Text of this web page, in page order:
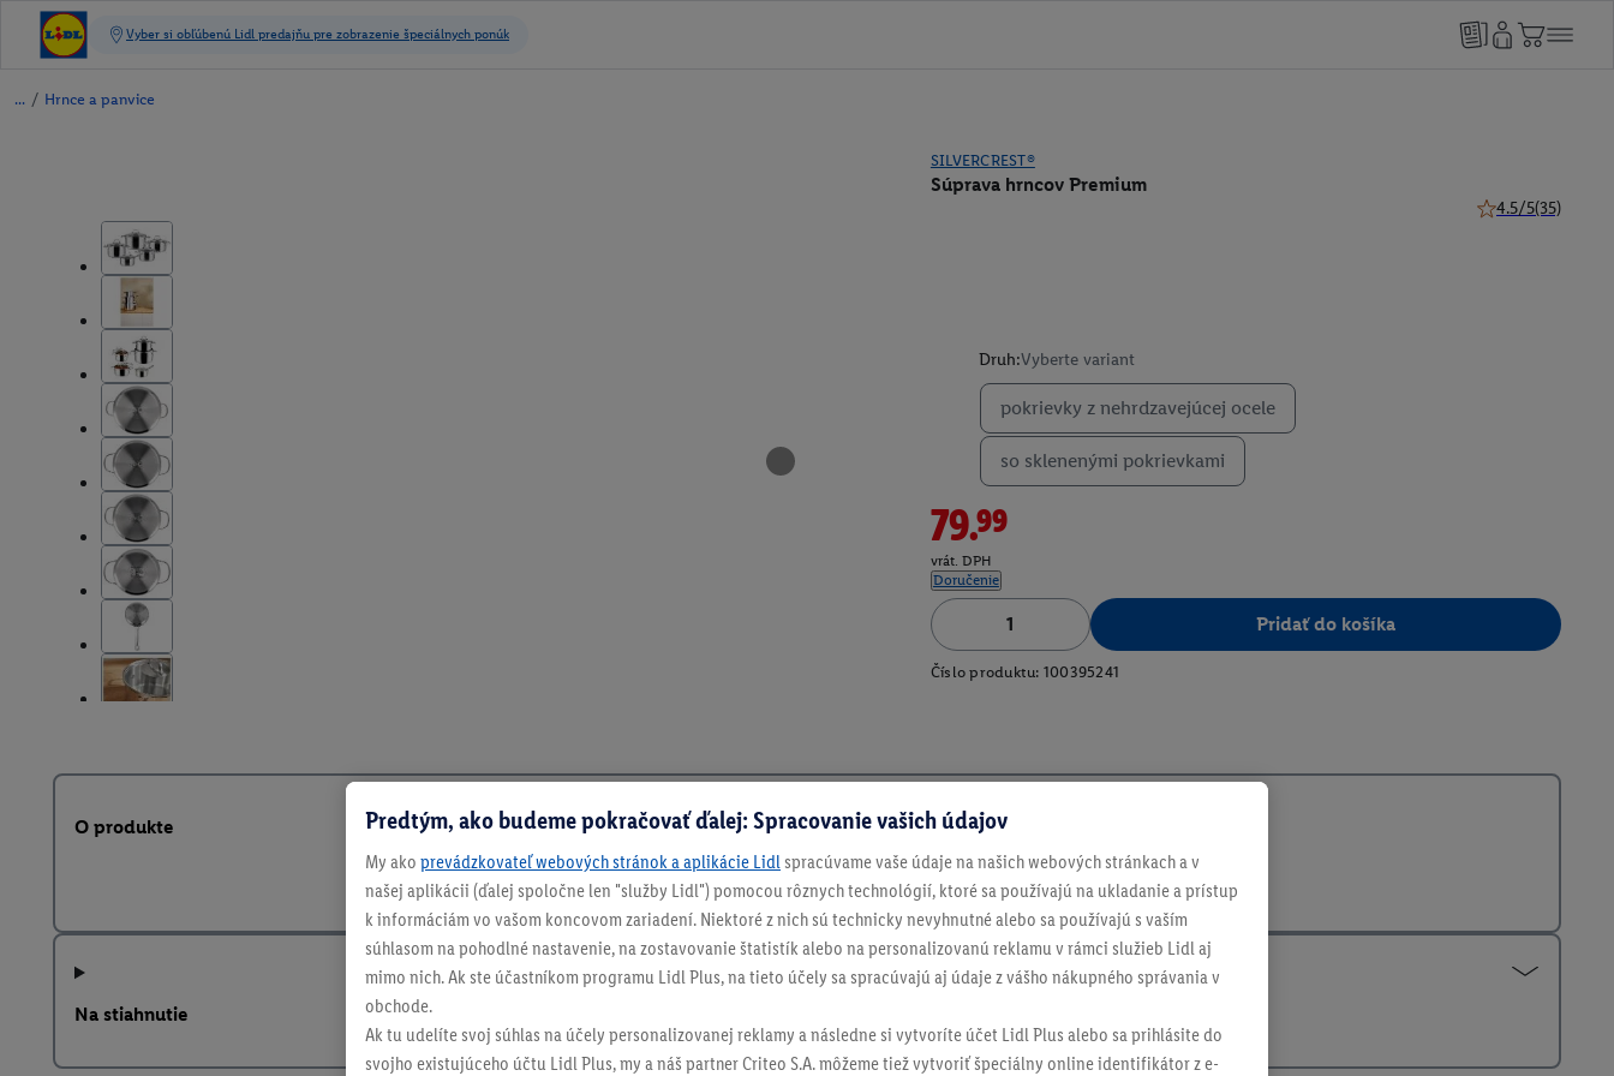
/ Hrnce a panvice
SILVERCREST®
Súprava hrncov Premium
4.5/5(35)
Druh:Vyberte variant
pokrievky z nehrdzavejúcej ocele
so sklenenými pokrievkami
79.99
vrát. DPH
Doručenie
Pridať do košíka
Číslo produktu: 100395241
O produkte
Na stiahnutie
Predtým, ako budeme pokračovať ďalej: Spracovanie vašich údajov
My ako prevádzkovateľ webových stránok a aplikácie Lidl spracúvame vaše údaje na našich webových stránkach a v
našej aplikácii (ďalej spoločne len "služby Lidl") pomocou rôznych technológií, ktoré sa používajú na ukladanie a prístup
k informáciám vo vašom koncovom zariadení. Niektoré z nich sú technicky nevyhnutné alebo sa používajú s vaším
súhlasom na pohodlné nastavenie, na zostavovanie štatistík alebo na personalizovanú reklamu v rámci služieb Lidl aj
mimo nich. Ak ste účastníkom programu Lidl Plus, na tieto účely sa spracúvajú aj údaje z vášho nákupného správania v
obchode.
Ak tu udelíte svoj súhlas na účely personalizovanej reklamy a následne si vytvoríte účet Lidl Plus alebo sa prihlásite do
svojho existujúceho účtu Lidl Plus, my a náš partner Criteo S.A. môžeme tiež vytvoriť špeciálny online identifikátor z e-